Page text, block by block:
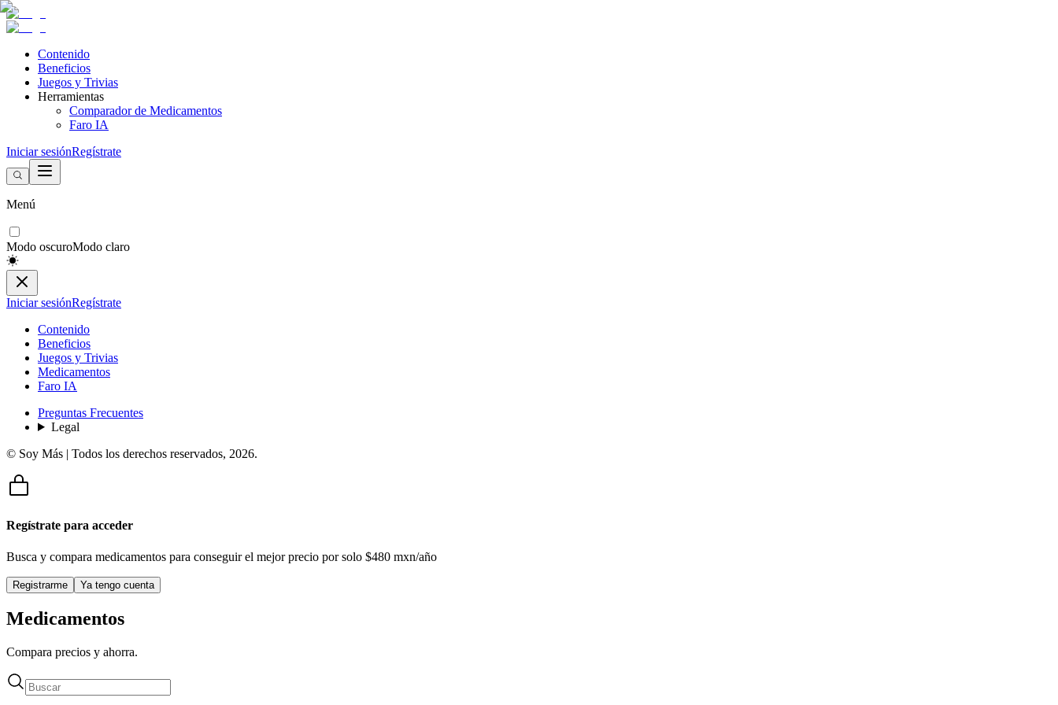
Contenido
Beneficios
Juegos y Trivias
Herramientas
Comparador de Medicamentos
Faro IA
Iniciar sesiónRegístrate
Menú
Modo oscuroModo claro
Iniciar sesiónRegístrate
Contenido
Beneficios
Juegos y Trivias
Medicamentos
Faro IA
Preguntas Frecuentes
Legal
© Soy Más | Todos los derechos reservados, 2026.
Regístrate para acceder
Busca y compara medicamentos para conseguir el mejor precio por solo $480 mxn/año
Registrarme Ya tengo cuenta
Medicamentos
Compara precios y ahorra.